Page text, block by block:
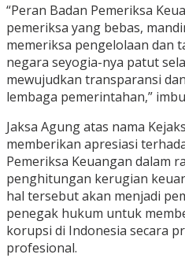
“Peran Badan Pemeriksa
pemeriksa yang bebas,
memeriksa pengelolaan dan
negara seyogia-nya patut
mewujudkan transparansi
lembaga pemerintahan,”
Jaksa Agung atas nama
memberikan apresiasi
Pemeriksa Keuangan dalam
penghitungan kerugian
hal tersebut akan menjadi
penegak hukum untuk
korupsi di Indonesia secara
profesional.